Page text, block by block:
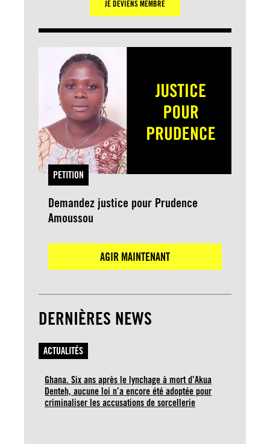
JE DEVIENS MEMBRE
PETITION
Demandez justice pour Prudence
Amoussou
AGIR MAINTENANT
DERNIÈRES NEWS
ACTUALITÉS
Ghana. Six ans après le lynchage à mort d’Akua
Denteh, aucune loi n’a encore été adoptée pour
criminaliser les accusations de sorcellerie